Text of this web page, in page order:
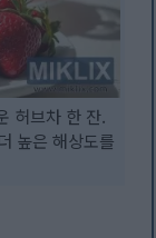
허브차 한 잔.
높은 해상도를